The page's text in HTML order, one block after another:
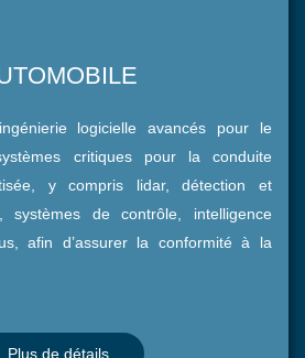
logicielle avancés pour le
critiques pour la conduite
y compris lidar, détection et
systèmes de contrôle, intelligence
afin d’assurer la conformité à la
Plus de détails